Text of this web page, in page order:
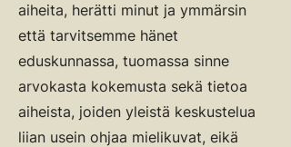
aiheita, herätti minut ja ymmärsin
että tarvitsemme hänet
eduskunnassa, tuomassa sinne
arvokasta kokemusta sekä tietoa
aiheista, joiden yleistä keskustelua
liian usein ohjaa mielikuvat, eikä